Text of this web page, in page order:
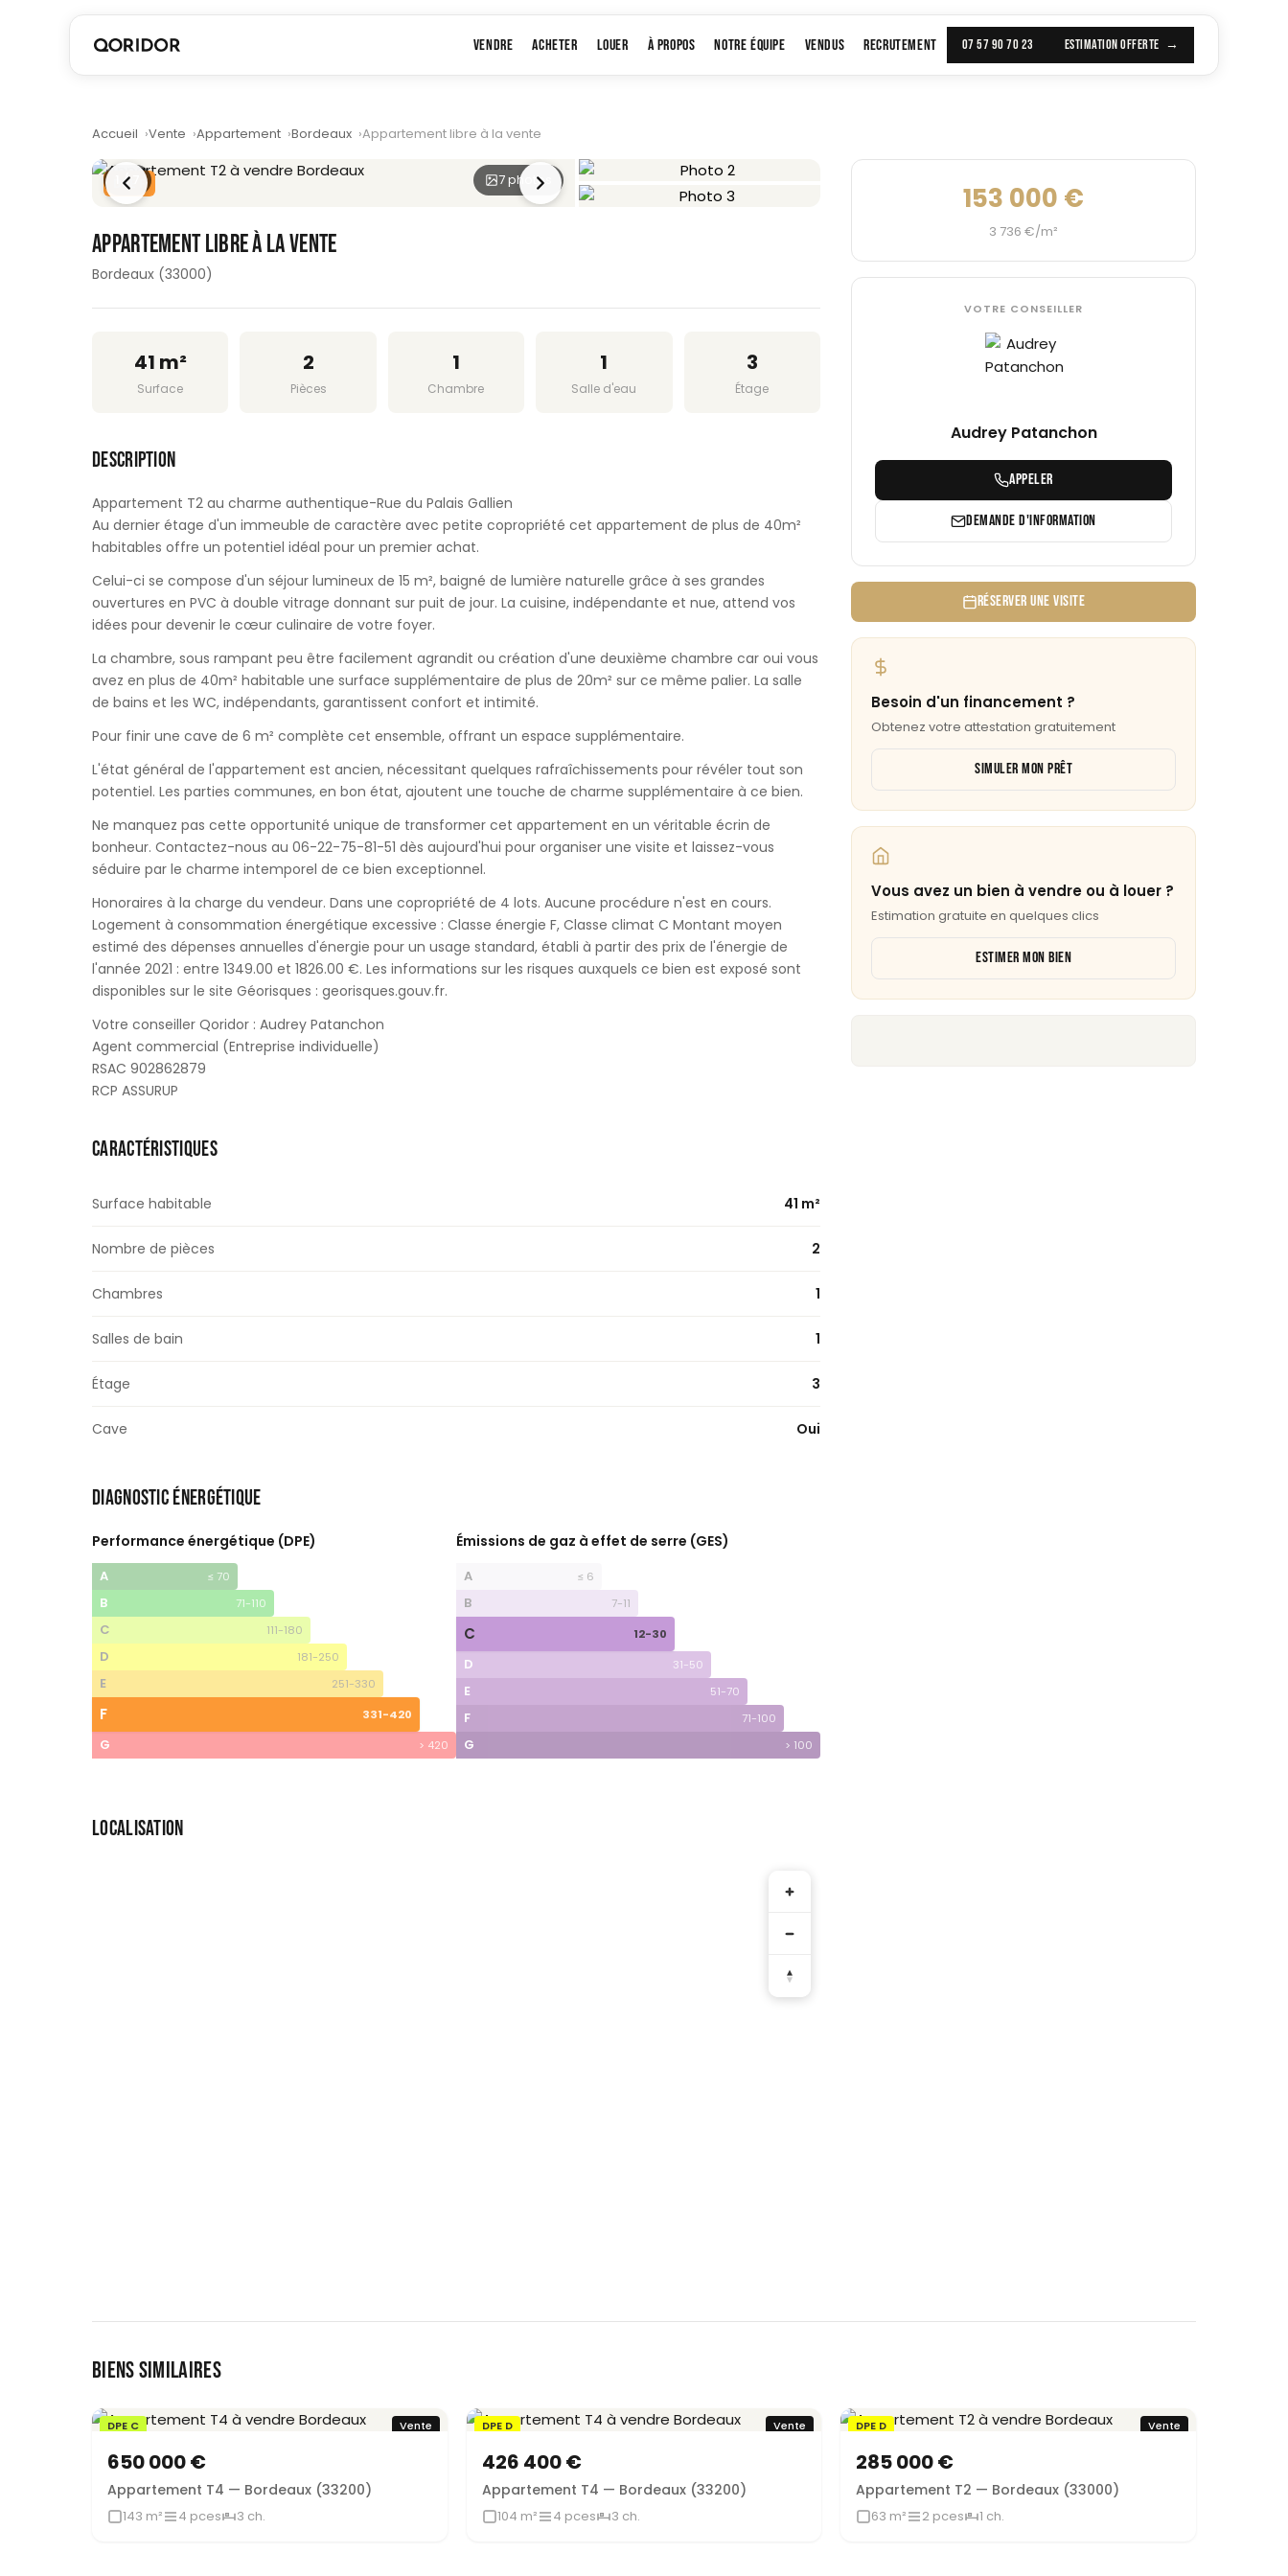
VENDRE ACHETER LOUER À PROPOS NOTRE ÉQUIPE VENDUS RECRUTEMENT 07 57 90 70 23 ESTIMATION OFFERTE
Accueil Vente Appartement Bordeaux Appartement libre à la vente
DPE F
/ 7 7 photos
APPARTEMENT LIBRE À LA VENTE
Bordeaux (33000)
41 m²
Surface
2
Pièces
1
Chambre
1
Salle d'eau
3
Étage
DESCRIPTION
Appartement T2 au charme authentique-Rue du Palais Gallien
Au dernier étage d'un immeuble de caractère avec petite copropriété cet appartement de plus de 40m²
habitables offre un potentiel idéal pour un premier achat.
Celui-ci se compose d'un séjour lumineux de 15 m², baigné de lumière naturelle grâce à ses grandes
ouvertures en PVC à double vitrage donnant sur puit de jour. La cuisine, indépendante et nue, attend vos
idées pour devenir le cœur culinaire de votre foyer.
La chambre, sous rampant peu être facilement agrandit ou création d'une deuxième chambre car oui vous
avez en plus de 40m² habitable une surface supplémentaire de plus de 20m² sur ce même palier. La salle
de bains et les WC, indépendants, garantissent confort et intimité.
Pour finir une cave de 6 m² complète cet ensemble, offrant un espace supplémentaire.
L'état général de l'appartement est ancien, nécessitant quelques rafraîchissements pour révéler tout son
potentiel. Les parties communes, en bon état, ajoutent une touche de charme supplémentaire à ce bien.
Ne manquez pas cette opportunité unique de transformer cet appartement en un véritable écrin de
bonheur. Contactez-nous au 06-22-75-81-51 dès aujourd'hui pour organiser une visite et laissez-vous
séduire par le charme intemporel de ce bien exceptionnel.
Honoraires à la charge du vendeur. Dans une copropriété de 4 lots. Aucune procédure n'est en cours.
Logement à consommation énergétique excessive : Classe énergie F, Classe climat C Montant moyen
estimé des dépenses annuelles d'énergie pour un usage standard, établi à partir des prix de l'énergie de
l'année 2021 : entre 1349.00 et 1826.00 €. Les informations sur les risques auxquels ce bien est exposé sont
disponibles sur le site Géorisques : georisques.gouv.fr.
Votre conseiller Qoridor : Audrey Patanchon
Agent commercial (Entreprise individuelle)
RSAC 902862879
RCP ASSURUP
CARACTÉRISTIQUES
Surface habitable 41 m²
Nombre de pièces 2
Chambres 1
Salles de bain 1
Étage 3
Cave Oui
DIAGNOSTIC ÉNERGÉTIQUE
Performance énergétique (DPE)
A ≤ 70
B 71-110
C 111-180
D 181-250
E 251-330
F 331-420
G > 420
Émissions de gaz à effet de serre (GES)
A ≤ 6
B 7-11
C 12-30
D 31-50
E 51-70
F 71-100
G > 100
LOCALISATION
153 000 €
3 736 €/m²
VOTRE CONSEILLER
Audrey Patanchon
APPELER
DEMANDE D'INFORMATION
RÉSERVER UNE VISITE
Besoin d'un financement ?
Obtenez votre attestation gratuitement
SIMULER MON PRÊT
Vous avez un bien à vendre ou à louer ?
Estimation gratuite en quelques clics
ESTIMER MON BIEN
BIENS SIMILAIRES
DPE C Vente
650 000 €
Appartement T4 — Bordeaux (33200)
143 m² 4 pces 3 ch.
DPE D Vente
426 400 €
Appartement T4 — Bordeaux (33200)
104 m² 4 pces 3 ch.
DPE D Vente
285 000 €
Appartement T2 — Bordeaux (33000)
63 m² 2 pces 1 ch.